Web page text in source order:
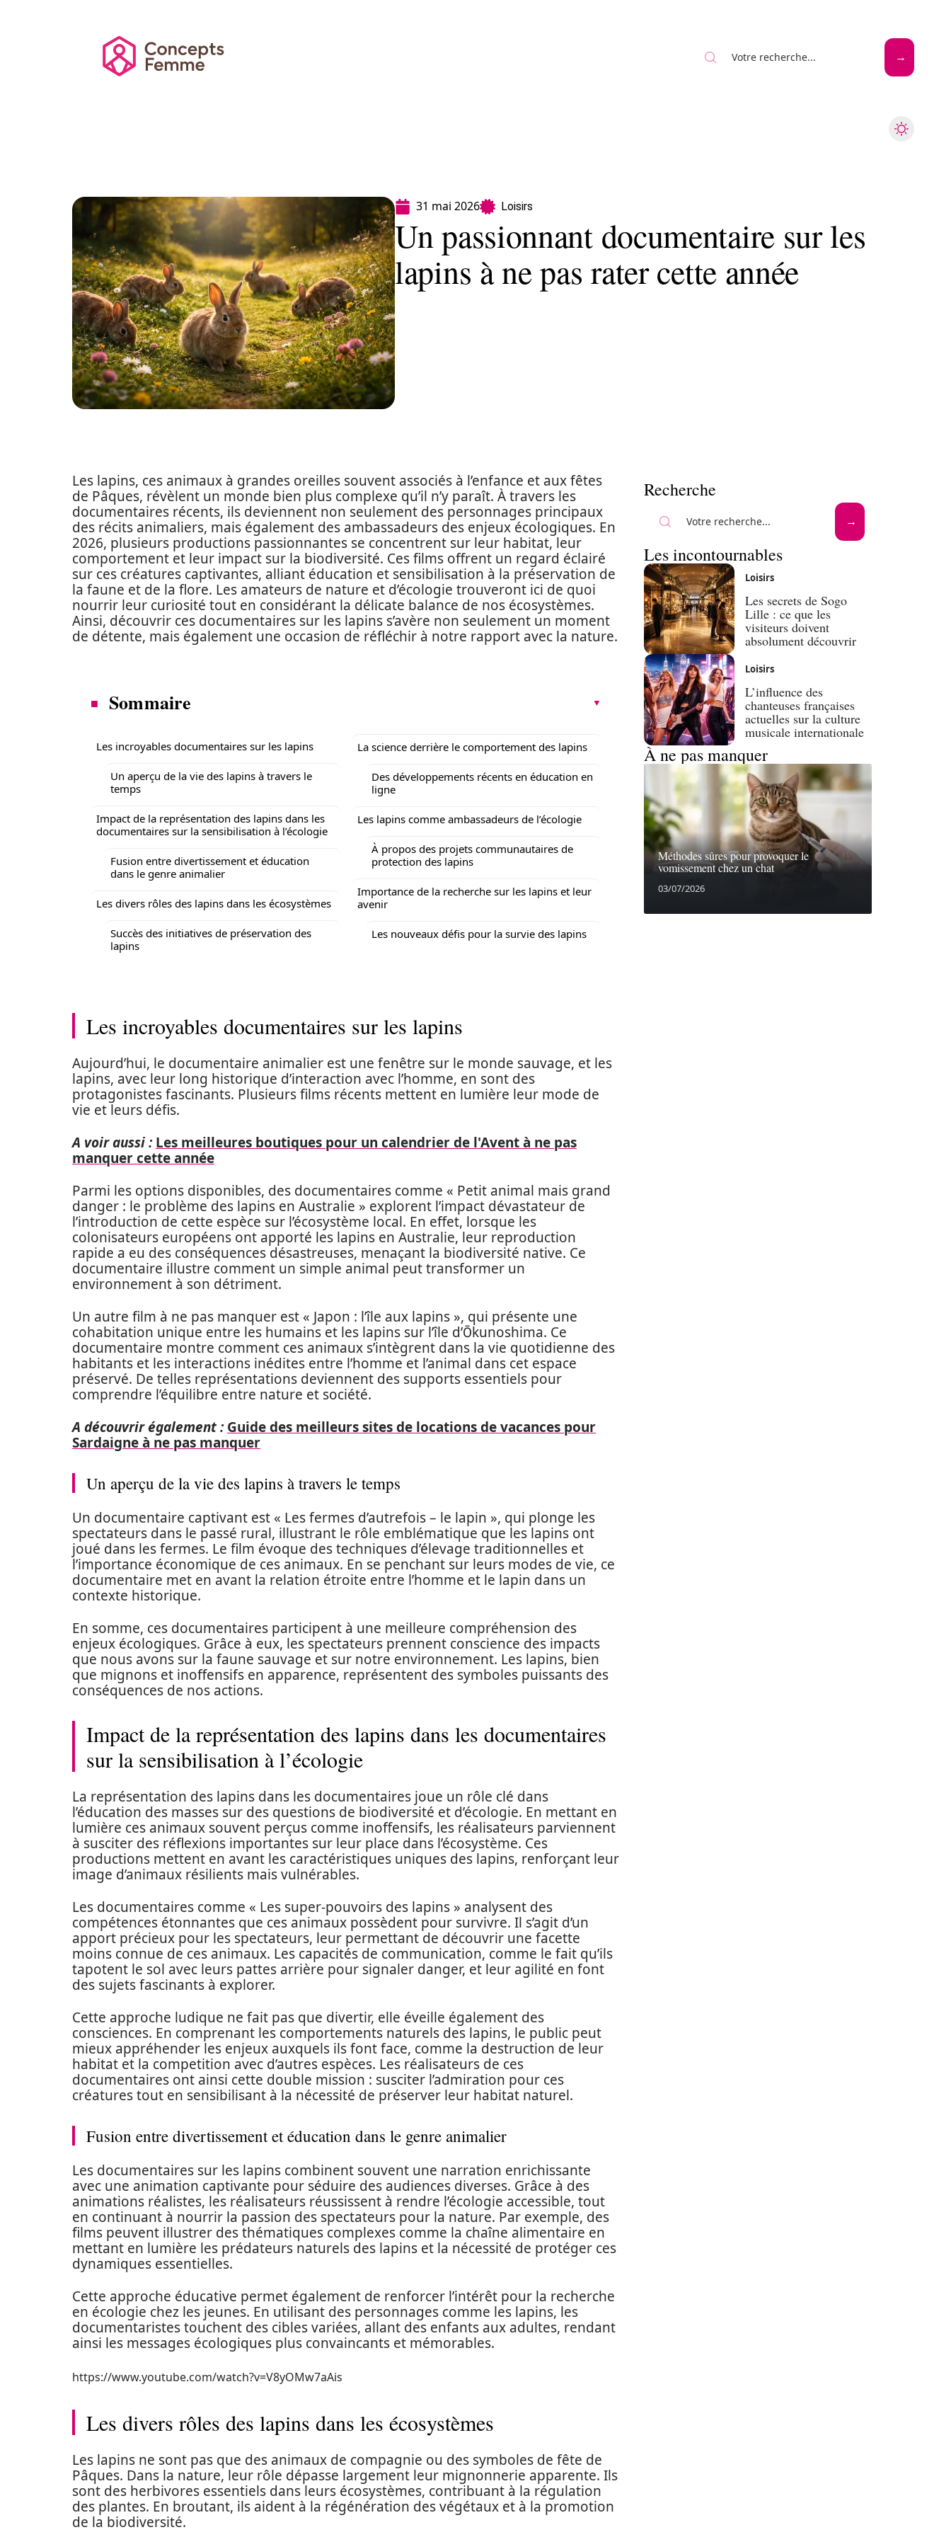
31 mai 2026 Loisirs
Un passionnant documentaire sur les
lapins à ne pas rater cette année
Les lapins, ces animaux à grandes oreilles souvent associés à l’enfance et aux fêtes
de Pâques, révèlent un monde bien plus complexe qu’il n’y paraît. À travers les
documentaires récents, ils deviennent non seulement des personnages principaux
des récits animaliers, mais également des ambassadeurs des enjeux écologiques. En
2026, plusieurs productions passionnantes se concentrent sur leur habitat, leur
comportement et leur impact sur la biodiversité. Ces films offrent un regard éclairé
sur ces créatures captivantes, alliant éducation et sensibilisation à la préservation de
la faune et de la flore. Les amateurs de nature et d’écologie trouveront ici de quoi
nourrir leur curiosité tout en considérant la délicate balance de nos écosystèmes.
Ainsi, découvrir ces documentaires sur les lapins s’avère non seulement un moment
de détente, mais également une occasion de réfléchir à notre rapport avec la nature.
Sommaire
Les incroyables documentaires sur les lapins
Un aperçu de la vie des lapins à travers le
temps
Impact de la représentation des lapins dans les
documentaires sur la sensibilisation à l’écologie
Fusion entre divertissement et éducation
dans le genre animalier
Les divers rôles des lapins dans les écosystèmes
Succès des initiatives de préservation des
lapins
La science derrière le comportement des lapins
Des développements récents en éducation en
ligne
Les lapins comme ambassadeurs de l’écologie
À propos des projets communautaires de
protection des lapins
Importance de la recherche sur les lapins et leur
avenir
Les nouveaux défis pour la survie des lapins
Les incroyables documentaires sur les lapins
Aujourd’hui, le documentaire animalier est une fenêtre sur le monde sauvage, et les
lapins, avec leur long historique d’interaction avec l’homme, en sont des
protagonistes fascinants. Plusieurs films récents mettent en lumière leur mode de
vie et leurs défis.
A voir aussi : Les meilleures boutiques pour un calendrier de l'Avent à ne pas
manquer cette année
Parmi les options disponibles, des documentaires comme « Petit animal mais grand
danger : le problème des lapins en Australie » explorent l’impact dévastateur de
l’introduction de cette espèce sur l’écosystème local. En effet, lorsque les
colonisateurs européens ont apporté les lapins en Australie, leur reproduction
rapide a eu des conséquences désastreuses, menaçant la biodiversité native. Ce
documentaire illustre comment un simple animal peut transformer un
environnement à son détriment.
Un autre film à ne pas manquer est « Japon : l’île aux lapins », qui présente une
cohabitation unique entre les humains et les lapins sur l’île d’Ōkunoshima. Ce
documentaire montre comment ces animaux s’intègrent dans la vie quotidienne des
habitants et les interactions inédites entre l’homme et l’animal dans cet espace
préservé. De telles représentations deviennent des supports essentiels pour
comprendre l’équilibre entre nature et société.
A découvrir également : Guide des meilleurs sites de locations de vacances pour
Sardaigne à ne pas manquer
Un aperçu de la vie des lapins à travers le temps
Un documentaire captivant est « Les fermes d’autrefois – le lapin », qui plonge les
spectateurs dans le passé rural, illustrant le rôle emblématique que les lapins ont
joué dans les fermes. Le film évoque des techniques d’élevage traditionnelles et
l’importance économique de ces animaux. En se penchant sur leurs modes de vie, ce
documentaire met en avant la relation étroite entre l’homme et le lapin dans un
contexte historique.
En somme, ces documentaires participent à une meilleure compréhension des
enjeux écologiques. Grâce à eux, les spectateurs prennent conscience des impacts
que nous avons sur la faune sauvage et sur notre environnement. Les lapins, bien
que mignons et inoffensifs en apparence, représentent des symboles puissants des
conséquences de nos actions.
Impact de la représentation des lapins dans les documentaires
sur la sensibilisation à l’écologie
La représentation des lapins dans les documentaires joue un rôle clé dans
l’éducation des masses sur des questions de biodiversité et d’écologie. En mettant en
lumière ces animaux souvent perçus comme inoffensifs, les réalisateurs parviennent
à susciter des réflexions importantes sur leur place dans l’écosystème. Ces
productions mettent en avant les caractéristiques uniques des lapins, renforçant leur
image d’animaux résilients mais vulnérables.
Les documentaires comme « Les super-pouvoirs des lapins » analysent des
compétences étonnantes que ces animaux possèdent pour survivre. Il s’agit d’un
apport précieux pour les spectateurs, leur permettant de découvrir une facette
moins connue de ces animaux. Les capacités de communication, comme le fait qu’ils
tapotent le sol avec leurs pattes arrière pour signaler danger, et leur agilité en font
des sujets fascinants à explorer.
Cette approche ludique ne fait pas que divertir, elle éveille également des
consciences. En comprenant les comportements naturels des lapins, le public peut
mieux appréhender les enjeux auxquels ils font face, comme la destruction de leur
habitat et la competition avec d’autres espèces. Les réalisateurs de ces
documentaires ont ainsi cette double mission : susciter l’admiration pour ces
créatures tout en sensibilisant à la nécessité de préserver leur habitat naturel.
Fusion entre divertissement et éducation dans le genre animalier
Les documentaires sur les lapins combinent souvent une narration enrichissante
avec une animation captivante pour séduire des audiences diverses. Grâce à des
animations réalistes, les réalisateurs réussissent à rendre l’écologie accessible, tout
en continuant à nourrir la passion des spectateurs pour la nature. Par exemple, des
films peuvent illustrer des thématiques complexes comme la chaîne alimentaire en
mettant en lumière les prédateurs naturels des lapins et la nécessité de protéger ces
dynamiques essentielles.
Cette approche éducative permet également de renforcer l’intérêt pour la recherche
en écologie chez les jeunes. En utilisant des personnages comme les lapins, les
documentaristes touchent des cibles variées, allant des enfants aux adultes, rendant
ainsi les messages écologiques plus convaincants et mémorables.
https://www.youtube.com/watch?v=V8yOMw7aAis
Les divers rôles des lapins dans les écosystèmes
Les lapins ne sont pas que des animaux de compagnie ou des symboles de fête de
Pâques. Dans la nature, leur rôle dépasse largement leur mignonnerie apparente. Ils
sont des herbivores essentiels dans leurs écosystèmes, contribuant à la régulation
des plantes. En broutant, ils aident à la régénération des végétaux et à la promotion
de la biodiversité.
Recherche
Les incontournables
Loisirs
Les secrets de Sogo
Lille : ce que les
visiteurs doivent
absolument découvrir
Loisirs
L’influence des
chanteuses françaises
actuelles sur la culture
musicale internationale
À ne pas manquer
Méthodes sûres pour provoquer le
vomissement chez un chat
03/07/2026